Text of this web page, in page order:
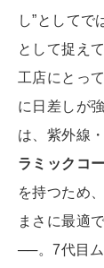
し”としてで
として捉え
工店にとっ
に日差しが
は、紫外線
ラミックコ
を持つため
まさに最適
──。7代目